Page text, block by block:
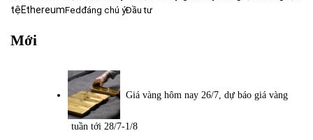
tệEthereumFedđáng chú ýĐầu tư
Mới
Giá vàng hôm nay 26/7, dự báo giá vàng
tuần tới 28/7-1/8